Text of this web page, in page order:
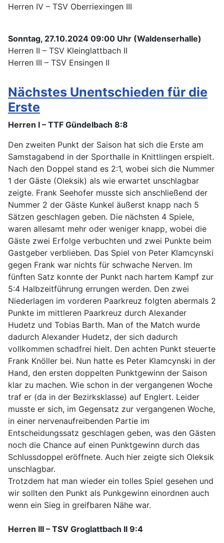
Herren IV – TSV Oberriexingen III
Sonntag, 27.10.2024 09:00 Uhr (Waldenserhalle)
Herren II – TSV Kleinglattbach II
Herren III – TSV Ensingen II
Nächstes Unentschieden für die
Erste
Herren I – TTF Gündelbach 8:8
Den zweiten Punkt der Saison hat sich die Erste am
Samstagabend in der Sporthalle in Knittlingen erspielt.
Nach den Doppel stand es 2:1, wobei sich die Nummer
1 der Gäste (Oleksik) als wie erwartet unschlagbar
zeigte. Frank Seehofer musste sich anschließend der
Nummer 2 der Gäste Kunkel äußerst knapp nach 5
Sätzen geschlagen geben. Die nächsten 4 Spiele,
waren allesamt mehr oder weniger knapp, wobei die
Gäste zwei Erfolge verbuchten und zwei Punkte beim
Gastgeber verblieben. Das Spiel von Peter Klamcynski
gegen Frank war nichts für schwache Nerven. Im
fünften Satz konnte der Punkt nach hartem Kampf zur
5:4 Halbzeitführung errungen werden. Den zwei
Niederlagen im vorderen Paarkreuz folgten abermals 2
Punkte im mittleren Paarkreuz durch Alexander
Hudetz und Tobias Barth. Man of the Match wurde
dadurch Alexander Hudetz, der sich dadurch
vollkommen schadfrei hielt. Den achten Punkt steuerte
Frank Knöller bei. Nun hatte es Peter Klamcynski in der
Hand, den ersten doppelten Punktgewinn der Saison
klar zu machen. Wie schon in der vergangenen Woche
traf er (da in der Bezirksklasse) auf Englert. Leider
musste er sich, im Gegensatz zur vergangenen Woche,
in einer nervenaufreibenden Partie im
Entscheidungssatz geschlagen geben, was den Gästen
noch die Chance auf einen Punktgewinn durch das
Schlussdoppel eröffnete. Auch hier zeigte sich Oleksik
unschlagbar.
Trotzdem hat man wieder ein tolles Spiel gesehen und
wir sollten den Punkt als Punkgewinn einordnen auch
wenn ein Sieg in greifbaren Nähe war.
Herren III – TSV Groglattbach II 9:4